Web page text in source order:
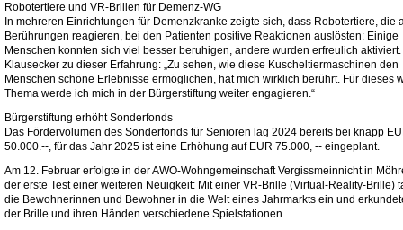
Robotertiere und VR-Brillen für Demenz-WG
In mehreren Einrichtungen für Demenzkranke zeigte sich, dass Robotertiere, die
Berührungen reagieren, bei den Patienten positive Reaktionen auslösten: Einige
Menschen konnten sich viel besser beruhigen, andere wurden erfreulich
Klausecker zu dieser Erfahrung: „Zu sehen, wie diese Kuscheltiermaschinen den
Menschen schöne Erlebnisse ermöglichen, hat mich wirklich berührt. Für dieses
Thema werde ich mich in der Bürgerstiftung weiter engagieren.“
Bürgerstiftung erhöht Sonderfonds
Das Fördervolumen des Sonderfonds für Senioren lag 2024 bereits bei knapp
50.000.--, für das Jahr 2025 ist eine Erhöhung auf EUR 75.000, -- eingeplant.
Am 12. Februar erfolgte in der AWO-Wohngemeinschaft Vergissmeinnicht in
der erste Test einer weiteren Neuigkeit: Mit einer VR-Brille (Virtual-Reality-Brille)
die Bewohnerinnen und Bewohner in die Welt eines Jahrmarkts ein und
der Brille und ihren Händen verschiedene Spielstationen.